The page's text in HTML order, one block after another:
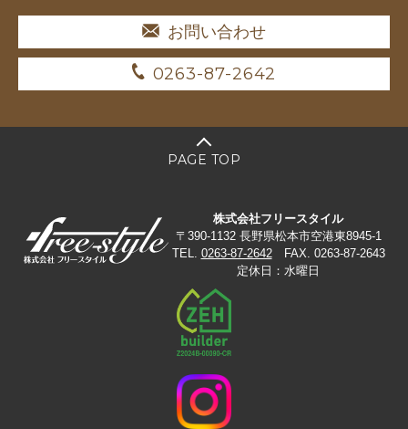
お問い合わせ
0263-87-2642
PAGE TOP
株式会社フリースタイル
〒390-1132 長野県松本市空港東8945-1
TEL. 0263-87-2642FAX. 0263-87-2643
定休日：水曜日